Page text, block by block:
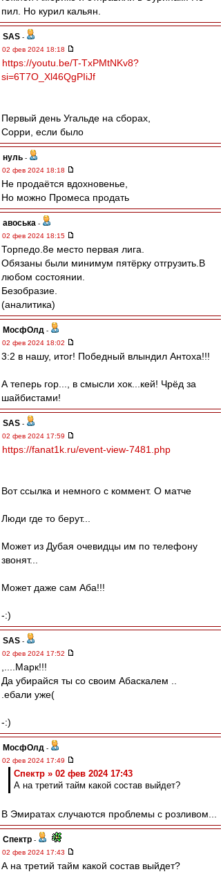
пил. Но курил кальян.
SAS -
02 фев 2024 18:18
https://youtu.be/T-TxPMtNKv8?
si=6T7O_Xl46QgPIiJf
Первый день Угальде на сборах,
Сорри, если было
нуль -
02 фев 2024 18:18
Не продаётся вдохновенье,
Но можно Промеса продать
авоська -
02 фев 2024 18:15
Торпедо.8е место первая лига.
Обязаны были минимум пятёрку отгрузить.В
любом состоянии.
Безобразие.
(аналитика)
МосфОлд -
02 фев 2024 18:02
3:2 в нашу, итог! Победный влындил Антоха!!!
А теперь гор..., в смысли хок...кей! Чрёд за
шайбистами!
SAS -
02 фев 2024 17:59
https://fanat1k.ru/event-view-7481.php
Вот ссылка и немного с коммент. О матче
Люди где то берут...
Может из Дубая очевидцы им по телефону
звонят...
Может даже сам Аба!!!
-:)
SAS -
02 фев 2024 17:52
,....Марк!!!
Да убирайся ты со своим Абаскалем ..
.ебали уже(
-:)
МосфОлд -
02 фев 2024 17:49
Спектр » 02 фев 2024 17:43
А на третий тайм какой состав выйдет?
В Эмиратах случаются проблемы с розливом...
Спектр -
02 фев 2024 17:43
А на третий тайм какой состав выйдет?